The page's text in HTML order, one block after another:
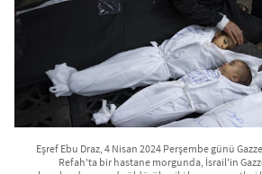
Eşref Ebu Draz, 4 Nisan 2024 Perşembe günü
Refah'ta bir hastane morgunda, İsrail'in